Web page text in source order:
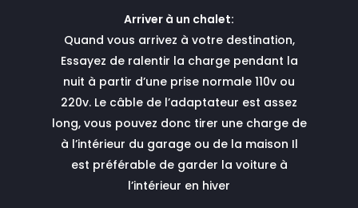
Arriver à un chalet:
Quand vous arrivez à votre destination,
Essayez de ralentir la charge pendant la
nuit à partir d’une prise normale 110v ou
220v. Le câble de l’adaptateur est assez
long, vous pouvez donc tirer une charge de
à l’intérieur du garage ou de la maison Il
est préférable de garder la voiture à
l’intérieur en hiver